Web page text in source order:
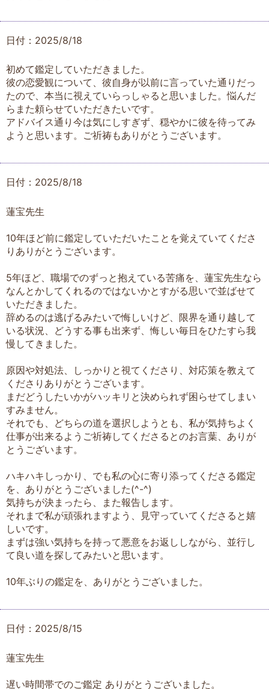
日付：2025/8/18
初めて鑑定していただきました。
彼の恋愛観について、彼自身が以前に言っていた通りだっ
たので、本当に視えていらっしゃると思いました。悩んだ
らまた頼らせていただきたいです。
アドバイス通り今は気にしすぎず、穏やかに彼を待ってみ
ようと思います。ご祈祷もありがとうございます。
日付：2025/8/18
蓮宝先生
10年ほど前に鑑定していただいたことを覚えていてくださ
りありがとうございます。
5年ほど、職場でのずっと抱えている苦痛を、蓮宝先生なら
なんとかしてくれるのではないかとすがる思いで並ばせて
いただきました。
辞めるのは逃げるみたいで悔しいけど、限界を通り越して
いる状況、どうする事も出来ず、悔しい毎日をひたすら我
慢してきました。
原因や対処法、しっかりと視てくださり、対応策を教えて
くださりありがとうございます。
まだどうしたいかがハッキリと決められず困らせてしまい
すみません。
それでも、どちらの道を選択しようとも、私が気持ちよく
仕事が出来るようご祈祷してくださるとのお言葉、ありが
とうございます。
ハキハキしっかり、でも私の心に寄り添ってくださる鑑定
を、ありがとうございました(^-^)
気持ちが決まったら、また報告します。
それまで私が頑張れますよう、見守っていてくださると嬉
しいです。
まずは強い気持ちを持って悪意をお返ししながら、並行し
て良い道を探してみたいと思います。
10年ぶりの鑑定を、ありがとうございました。
日付：2025/8/15
蓮宝先生
遅い時間帯でのご鑑定 ありがとうございました。